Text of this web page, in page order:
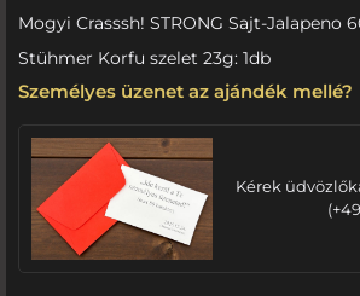
Mogyi Crasssh! STRONG Sajt-Jalapeno
Stühmer Korfu szelet 23g: 1db
Személyes üzenet az ajándék mellé?
Kérek
(+